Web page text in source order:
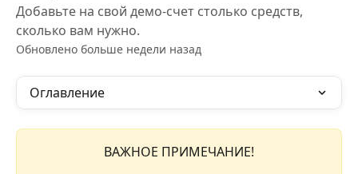
Добавьте на свой демо-счет столько средств,
сколько вам нужно.
Обновлено больше недели назад
Оглавление
ВАЖНОЕ ПРИМЕЧАНИЕ!